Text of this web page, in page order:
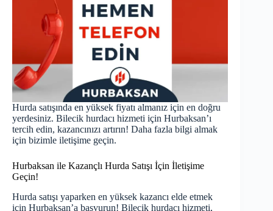
Hurda satışında en yüksek fiyatı almanız için en doğru
yerdesiniz. Bilecik hurdacı hizmeti için Hurbaksan’ı
tercih edin, kazancınızı artırın! Daha fazla bilgi almak
için bizimle iletişime geçin.
Hurbaksan ile Kazançlı Hurda Satışı İçin İletişime
Geçin!
Hurda satışı yaparken en yüksek kazancı elde etmek
için Hurbaksan’a başvurun! Bilecik hurdacı hizmeti,